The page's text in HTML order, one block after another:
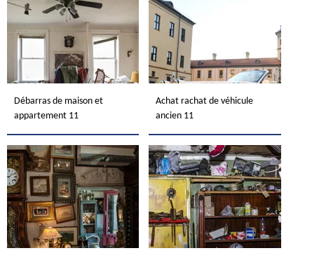
Débarras de maison et
appartement 11
Achat rachat de véhicule
ancien 11